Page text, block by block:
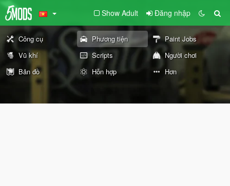
Show Adult Đăng nhập
Công cụ Phương tiện
Paint Jobs
Vũ khí
Scripts
Người chơi
Bản đồ
Hỗn hợp Hơn